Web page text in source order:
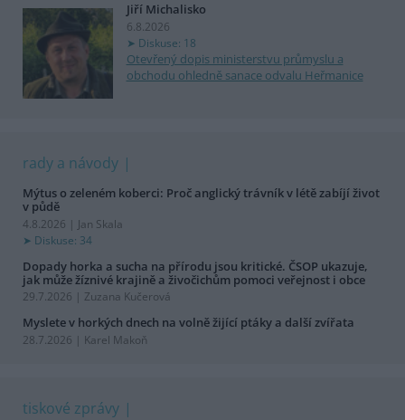
Jiří Michalisko
6.8.2026
Diskuse: 18
Otevřený dopis ministerstvu průmyslu a
obchodu ohledně sanace odvalu Heřmanice
rady a návody
Mýtus o zeleném koberci: Proč anglický trávník v létě zabíjí život
v půdě
4.8.2026 | Jan Skala
Diskuse: 34
Dopady horka a sucha na přírodu jsou kritické. ČSOP ukazuje,
jak může žíznivé krajině a živočichům pomoci veřejnost i obce
29.7.2026 | Zuzana Kučerová
Myslete v horkých dnech na volně žijící ptáky a další zvířata
28.7.2026 | Karel Makoň
tiskové zprávy